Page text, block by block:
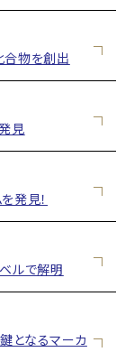
物を創出
見
発見！
ルで解明
となるマーカ